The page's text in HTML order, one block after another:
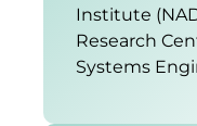
Institute
Research
Systems